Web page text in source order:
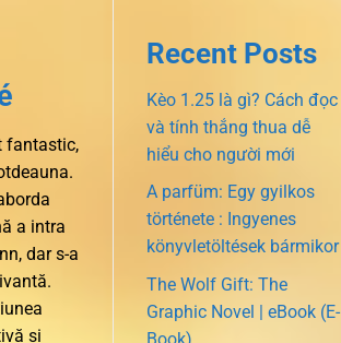
fantastic,
a intra
dar s-a
și
Recent Posts
Kèo 1.25 là gì? Cách đọc
và tính thắng thua dễ
hiểu cho người mới
A parfüm: Egy gyilkos
története : Ingyenes
könyvletöltések bármikor
The Wolf Gift: The
Graphic Novel | eBook (E-